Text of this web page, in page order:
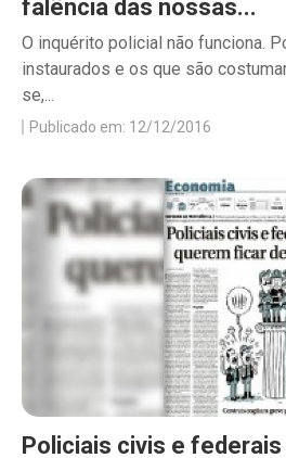
falência das nossas...
O inquérito policial não funciona.
instaurados e os que são
se,...
Publicado em: 12/12/2016
Policiais civis e